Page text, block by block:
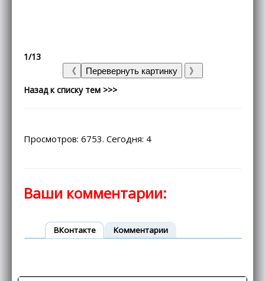
1/13
Назад к списку тем >>>
Просмотров: 6753. Сегодня: 4
Ваши комментарии:
ВКонтакте Kомментарии